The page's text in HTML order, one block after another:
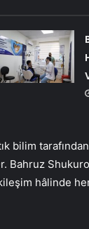
bilim
Shukurov,
hâlinde